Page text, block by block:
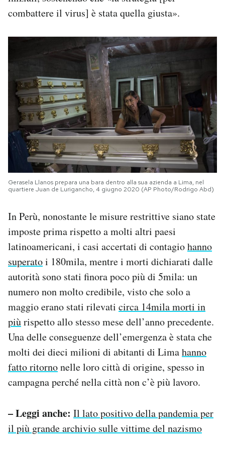
combattere il virus] è stata quella giusta».
Gerasela Llanos prepara una bara dentro alla sua azienda a Lima, nel
quartiere Juan de Lurigancho, 4 giugno 2020 (AP Photo/Rodrigo Abd)
In Perù, nonostante le misure restrittive siano state
imposte prima rispetto a molti altri paesi
latinoamericani, i casi accertati di contagiohanno
superatoi 180mila, mentre i morti dichiarati dalle
autorità sono stati finora poco più di 5mila: un
numero non molto credibile, visto che solo a
maggio erano stati rilevati circa 14mila morti in
piùrispetto allo stesso mese dell’anno precedente.
Una delle conseguenze dell’emergenza è stata che
molti dei dieci milioni di abitanti di Limahanno
fatto ritornonelle loro città di origine, spesso in
campagna perché nella città non c’è più lavoro.
– Leggi anche: Il lato positivo della pandemia per
il più grande archivio sulle vittime del nazismo